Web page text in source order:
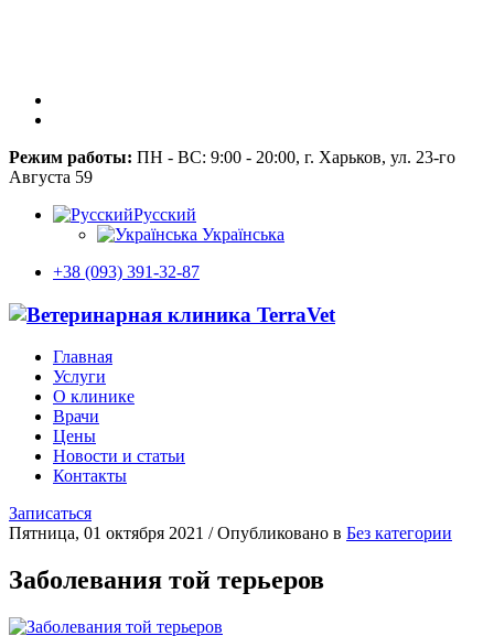
Режим работы: ПН - ВС: 9:00 - 20:00, г. Харьков, ул. 23-го
Августа 59
Русский
Українська
+38 (093) 391-32-87
Главная
Услуги
О клинике
Врачи
Цены
Новости и статьи
Контакты
Записаться
Пятница, 01 октября 2021 /Опубликовано в Без категории
Заболевания той терьеров